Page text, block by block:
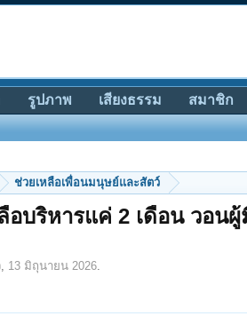
ช่วยเหลือเพื่อนมนุษย์และสัตว์
อบริหารแค่ 2 เดือน วอ
, 13 มิถุนายน 2026.
รูปภาพ เสียงธรรม สมาชิก